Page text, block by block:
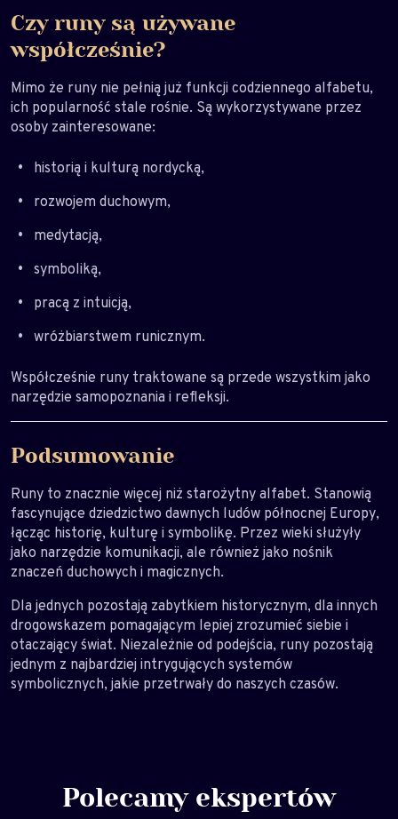
Czy runy są używane
współcześnie?
Mimo że runy nie pełnią już funkcji codziennego alfabetu,
ich popularność stale rośnie. Są wykorzystywane przez
osoby zainteresowane:
historią i kulturą nordycką,
rozwojem duchowym,
medytacją,
symboliką,
pracą z intuicją,
wróżbiarstwem runicznym.
Współcześnie runy traktowane są przede wszystkim jako
narzędzie samopoznania i refleksji.
Podsumowanie
Runy to znacznie więcej niż starożytny alfabet. Stanowią
fascynujące dziedzictwo dawnych ludów północnej Europy,
łącząc historię, kulturę i symbolikę. Przez wieki służyły
jako narzędzie komunikacji, ale również jako nośnik
znaczeń duchowych i magicznych.
Dla jednych pozostają zabytkiem historycznym, dla innych
drogowskazem pomagającym lepiej zrozumieć siebie i
otaczający świat. Niezależnie od podejścia, runy pozostają
jednym z najbardziej intrygujących systemów
symbolicznych, jakie przetrwały do naszych czasów.
Polecamy ekspertów